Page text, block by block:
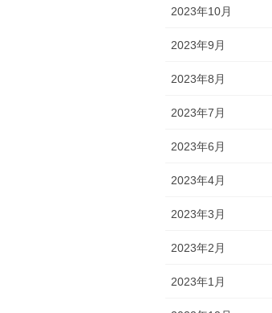
2023年10月
2023年9月
2023年8月
2023年7月
2023年6月
2023年4月
2023年3月
2023年2月
2023年1月